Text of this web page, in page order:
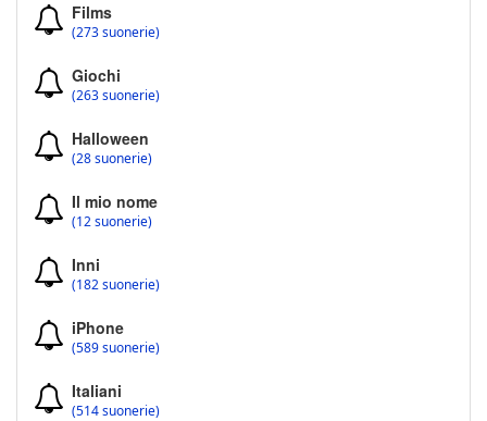
Films
(273 suonerie)
Giochi
(263 suonerie)
Halloween
(28 suonerie)
Il mio nome
(12 suonerie)
Inni
(182 suonerie)
iPhone
(589 suonerie)
Italiani
(514 suonerie)